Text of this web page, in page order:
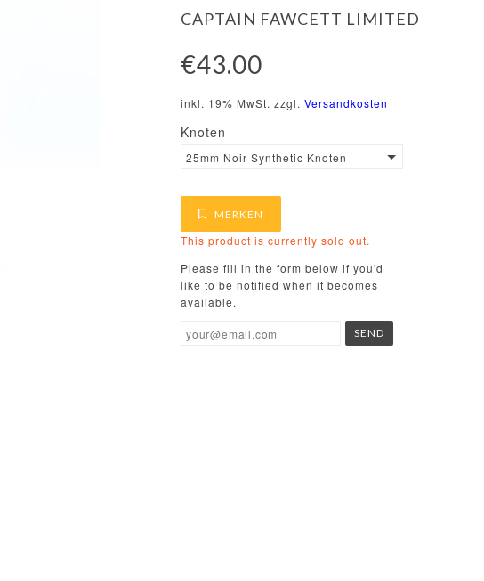
CAPTAIN FAWCETT LIMITED
€43.00
inkl. 19% MwSt. zzgl. Versandkosten
Knoten
25mm Noir Synthetic Knoten
MERKEN
This product is currently sold out.
Please fill in the form below if you'd
like to be notified when it becomes
available.